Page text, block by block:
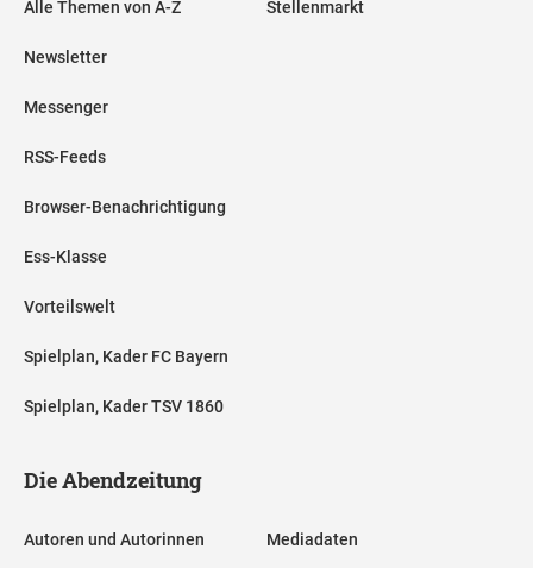
Alle Themen von A-Z
Newsletter
Messenger
RSS-Feeds
Browser-Benachrichtigung
Ess-Klasse
Vorteilswelt
Spielplan, Kader FC Bayern
Spielplan, Kader TSV 1860
Stellenmarkt
Die Abendzeitung
Autoren und Autorinnen Mediadaten